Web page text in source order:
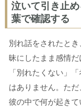
泣いて引き止
葉で確認する
別れ話をされたと
昧にしたまま感情だ
「別れたくない」
はありません。ただ
彼の中で何が起き